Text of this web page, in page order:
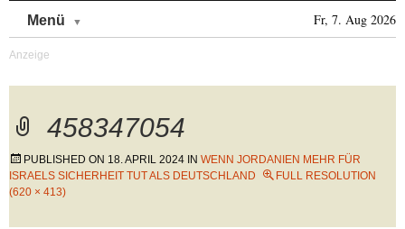
Menü Fr, 7. Aug 2026
458347054
PUBLISHED ON 18. APRIL 2024 IN WENN JORDANIEN MEHR FÜR
ISRAELS SICHERHEIT TUT ALS DEUTSCHLAND
FULL RESOLUTION
(620 × 413)